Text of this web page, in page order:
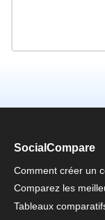
SocialCompare
Comment créer un
Comparez les
Tableaux